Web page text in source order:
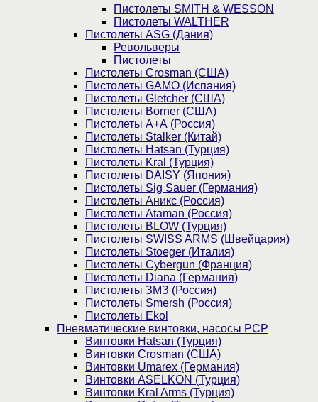
Пистолеты SMITH & WESSON
Пистолеты WALTHER
Пистолеты ASG (Дания)
Револьверы
Пистолеты
Пистолеты Crosman (США)
Пистолеты GAMO (Испания)
Пистолеты Gletcher (США)
Пистолеты Borner (США)
Пистолеты А+А (Россия)
Пистолеты Stalker (Китай)
Пистолеты Hatsan (Турция)
Пистолеты Kral (Турция)
Пистолеты DAISY (Япония)
Пистолеты Sig Sauer (Германия)
Пистолеты Аникс (Россия)
Пистолеты Ataman (Россия)
Пистолеты BLOW (Турция)
Пистолеты SWISS ARMS (Швейцария)
Пистолеты Stoeger (Италия)
Пистолеты Cybergun (Франция)
Пистолеты Diana (Германия)
Пистолеты ЗМЗ (Россия)
Пистолеты Smersh (Россия)
Пистолеты Ekol
Пневматические винтовки, насосы PCP
Винтовки Hatsan (Турция)
Винтовки Crosman (США)
Винтовки Umarex (Германия)
Винтовки ASELKON (Турция)
Винтовки Kral Arms (Турция)